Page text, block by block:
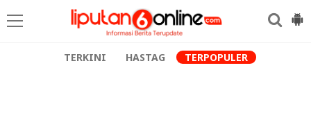
TERKINI HASTAG TERPOPULER